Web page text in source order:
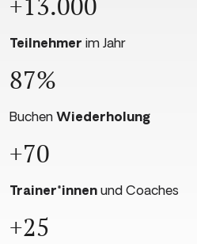
Teilnehmer im Jahr
87%
Buchen Wiederholung
+70
Trainer*innen und Coaches
+25